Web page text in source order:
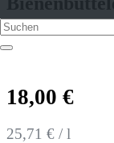
0Kundenrezensionen
18,00 €
25,71 € / l